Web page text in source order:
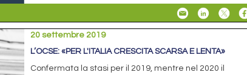
20 settembre 2019
L’OCSE: «PER L'ITALIA CRESCITA SCARSA E LENTA»
Confermata la stasi per il 2019, mentre nel 2020 il